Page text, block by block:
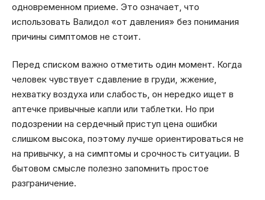
одновременном приеме. Это означает, что
использовать Валидол «от давления» без понимания
причины симптомов не стоит.
Перед списком важно отметить один момент. Когда
человек чувствует сдавление в груди, жжение,
нехватку воздуха или слабость, он нередко ищет в
аптечке привычные капли или таблетки. Но при
подозрении на сердечный приступ цена ошибки
слишком высока, поэтому лучше ориентироваться не
на привычку, а на симптомы и срочность ситуации. В
бытовом смысле полезно запомнить простое
разграничение.